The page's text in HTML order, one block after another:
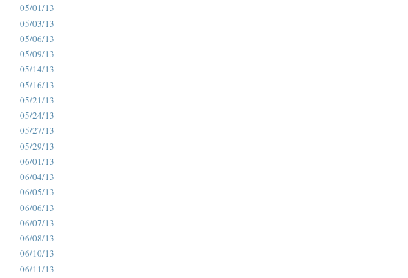
05/01/13
05/03/13
05/06/13
05/09/13
05/14/13
05/16/13
05/21/13
05/24/13
05/27/13
05/29/13
06/01/13
06/04/13
06/05/13
06/06/13
06/07/13
06/08/13
06/10/13
06/11/13